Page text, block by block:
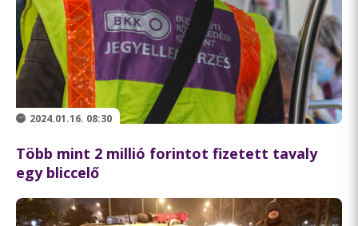
2024.01.16. 08:30
Több mint 2 millió forintot fizetett tavaly
egy bliccelő